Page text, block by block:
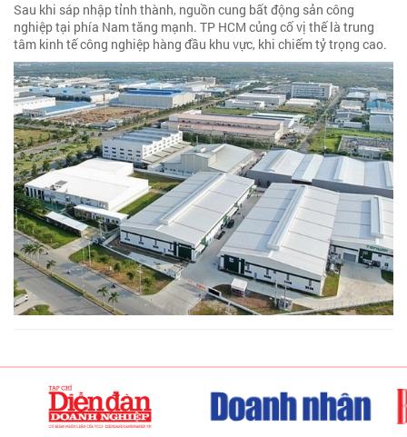
Sau khi sáp nhập tỉnh thành, nguồn cung bất động sản công
nghiệp tại phía Nam tăng mạnh. TP HCM củng cố vị thế là trung
tâm kinh tế công nghiệp hàng đầu khu vực, khi chiếm tỷ trọng cao.